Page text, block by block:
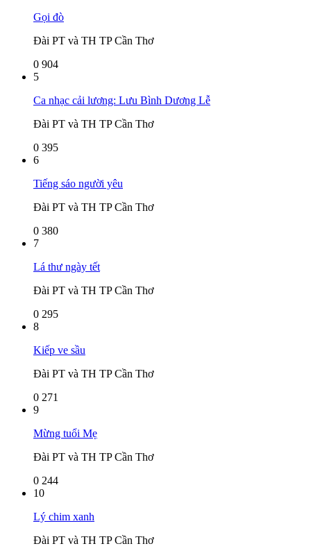
Gọi đò
Đài PT và TH TP Cần Thơ
0 904
5
Ca nhạc cải lương: Lưu Bình Dương Lễ
Đài PT và TH TP Cần Thơ
0 395
6
Tiếng sáo người yêu
Đài PT và TH TP Cần Thơ
0 380
7
Lá thư ngày tết
Đài PT và TH TP Cần Thơ
0 295
8
Kiếp ve sầu
Đài PT và TH TP Cần Thơ
0 271
9
Mừng tuổi Mẹ
Đài PT và TH TP Cần Thơ
0 244
10
Lý chim xanh
Đài PT và TH TP Cần Thơ